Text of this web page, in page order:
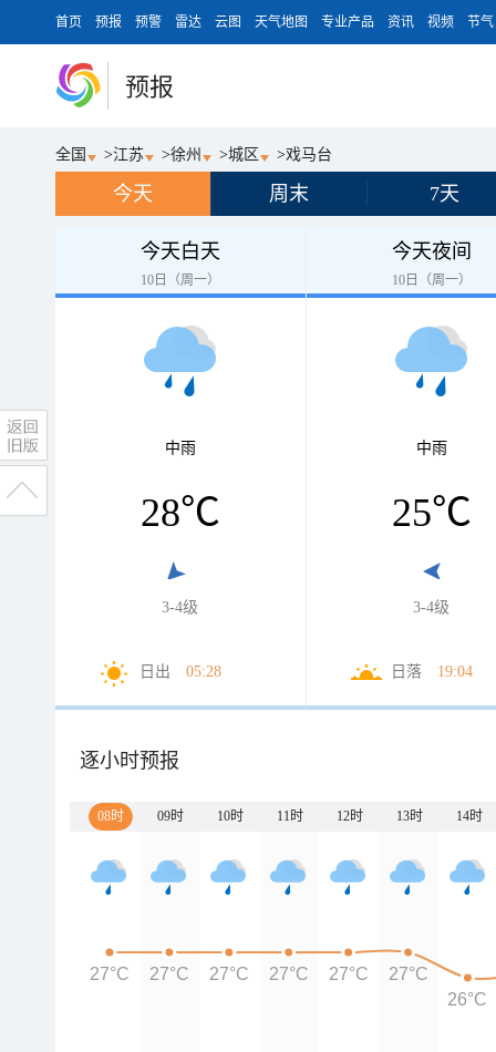
首页 预报 预警 雷达 云图 天气地图 专业产品 资讯 视频 节气
预报
全国 >江苏 >徐州 >城区 >戏马台
今天 周末 7天
今天白天
10日（周一）
中雨
28℃
3-4级
日出 05:28
今天夜间
10日（周一）
中雨
25℃
3-4级
日落 19:04
逐小时预报
08时 09时 10时 11时 12时 13时 14时
27°C 27°C 27°C 27°C 27°C
27°C
26°C